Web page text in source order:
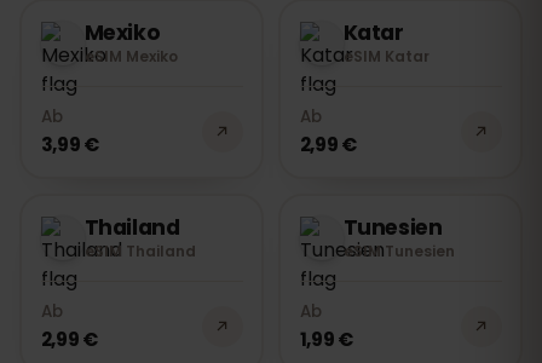
Mexiko
eSIM Mexiko
Ab
3,99 €
Katar
eSIM Katar
Ab
2,99 €
Thailand
eSIM Thailand
Ab
2,99 €
Tunesien
eSIM Tunesien
Ab
1,99 €